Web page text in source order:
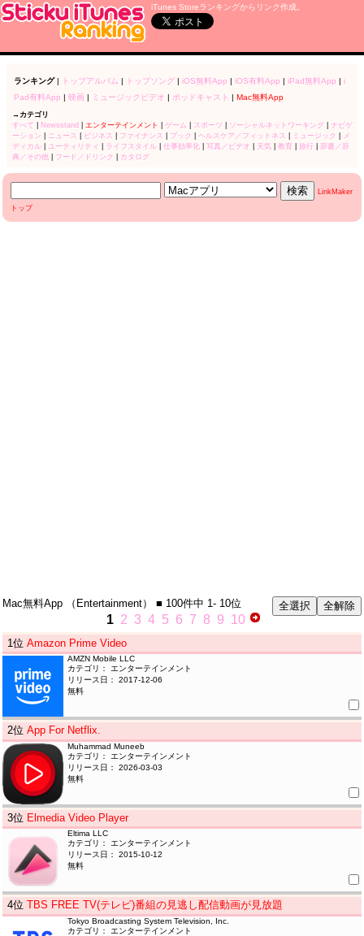
iTunes Storeランキングからリンク作成。
ランキング| トップアルバム | トップソング| iOS無料App | iOS有料App | iPad無料App | i
Pad有料App | 映画| ミュージックビデオ | ポッドキャスト | Mac無料App
→カテゴリ
すべて
Newsstand エンターテインメント ゲーム スポーツ ソーシャルネットワーキング| ナビゲ
ーション
ニュース ビジネス ファイナンス ブック ヘルスケア／フィットネス ミュージック
メ
ディカル| ユーティリティ ライフスタイル| 仕事効率化 写真／ビデオ 天気| 教育| 旅行| 辞書／辞
典／その他
フード／ドリンク カタログ
LinkMaker
トップ
Mac無料App （Entertainment） ■ 100件中 1- 10位
1 2 3 4 5 6 7 8 9 10
1位Amazon Prime Video
AMZN Mobile LLC
カテゴリ： エンターテインメント
リリース日： 2017-12-06
無料
2位App For Netflix.
Muhammad Muneeb
カテゴリ： エンターテインメント
リリース日： 2026-03-03
無料
3位 Elmedia Video Player
Eltima LLC
カテゴリ： エンターテインメント
リリース日： 2015-10-12
無料
4位TBS FREE TV(テレビ)番組の見逃し配信動画が見放題
Tokyo Broadcasting System Television, Inc.
カテゴリ： エンターテインメント